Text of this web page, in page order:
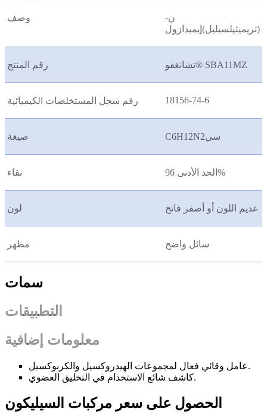
وصف
ن-
(تريميثيلسيليل)إيميدازول
رقم المنتج تشانغفو® SBA11MZ
رقم سجل المستخلصات الكيميائية 18156-74-6
صيغة C6H12N2سي
نقاء الحد الأدنى 96%
لون عديم اللون أو أصفر فاتح
مظهر سائل واضح
سمات
التطبيقات
معلومات إضافية
عامل وقائي فعال لمجموعات الهيدروكسيل والكربوكسيل.
كاشف شائع الاستخدام في التخليق العضوي.
الحصول على سعر مركبات السيليكون